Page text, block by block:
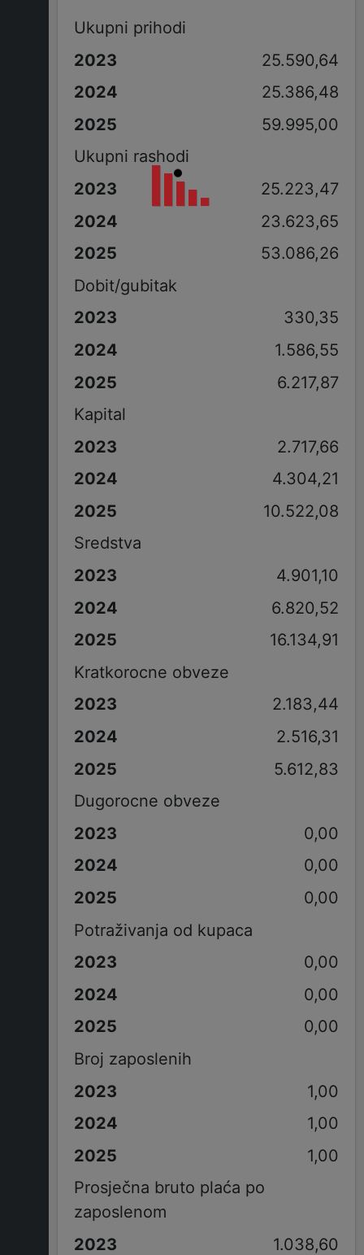
Ukupni prihodi
25.590,64
25.386,48
59.995,00
Ukupni rashodi
25.223,47
23.623,65
53.086,26
Dobit/gubitak
330,35
1.586,55
6.217,87
Kapital
2.717,66
4.304,21
10.522,08
Sredstva
4.901,10
6.820,52
16.134,91
Kratkorocne obveze
2.183,44
2.516,31
5.612,83
Dugorocne obveze
0,00
0,00
0,00
Potraživanja od kupaca
0,00
0,00
0,00
Broj zaposlenih
1,00
1,00
1,00
Prosječna bruto plaća po
zaposlenom
1.038,60